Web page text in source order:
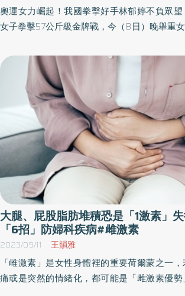
奧運女力崛起！我國拳擊好手林郁婷不負眾
女子拳擊57公斤級金牌戰，今（8日）晚舉重
爭取參與權，轉大人之苦更勝男性，強壯肌
要付出骨鬆、性早熟、亂經等健康代價⋯
大腿、屁股脂肪堆積恐是「1激素」
「6招」防婦科疾病#雌激素
2023/09/11 王韻雅
「雌激素」是女性身體裡的重要荷爾蒙之一
痛或是突然的情緒化，都可能是「雌激素優勢